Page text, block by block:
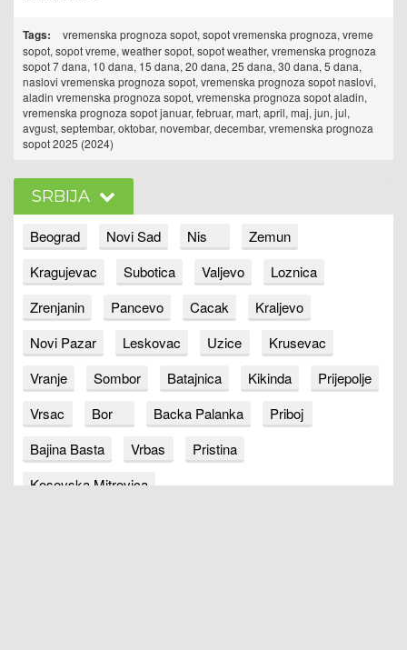
Tags:
vremenska prognoza sopot, sopot vremenska prognoza, vreme
sopot, sopot vreme, weather sopot, sopot weather, vremenska prognoza
sopot 7 dana, 10 dana, 15 dana, 20 dana, 25 dana, 30 dana, 5 dana,
naslovi vremenska prognoza sopot, vremenska prognoza sopot naslovi,
aladin vremenska prognoza sopot, vremenska prognoza sopot aladin,
vremenska prognoza sopot januar, februar, mart, april, maj, jun, jul,
avgust, septembar, oktobar, novembar, decembar, vremenska prognoza
sopot 2025 (2024)
SRBIJA
Beograd Novi Sad Nis
Zemun
Kragujevac
Subotica Valjevo
Loznica
Zrenjanin
Pancevo Cacak
Kraljevo
Novi Pazar
Leskovac Uzice
Krusevac
Vranje
Sombor Batajnica Kikinda
Prijepolje
Vrsac
Bor Backa Palanka
Priboj
Bajina Basta
Vrbas
Pristina
Kosovska Mitrovica